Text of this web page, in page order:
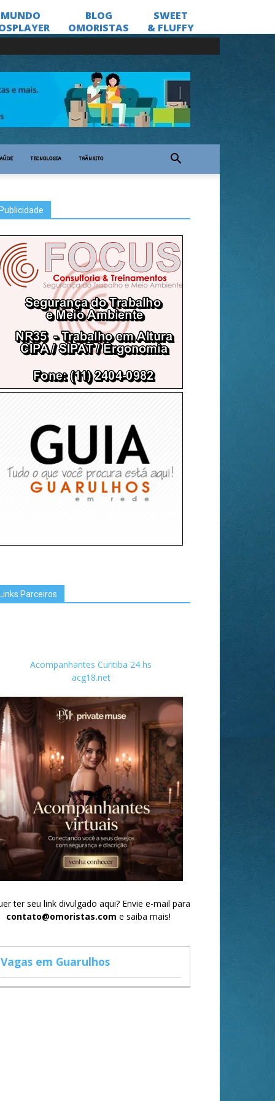
TECNOLOGIA TRÂNSITO
Publicidade
Links Parceiros
Acompanhantes Curitiba 24 hs
acg18.net
ter seu link divulgado aqui? Envie e-mail para
contato@omoristas.com e saiba mais!
Vagas em Guarulhos